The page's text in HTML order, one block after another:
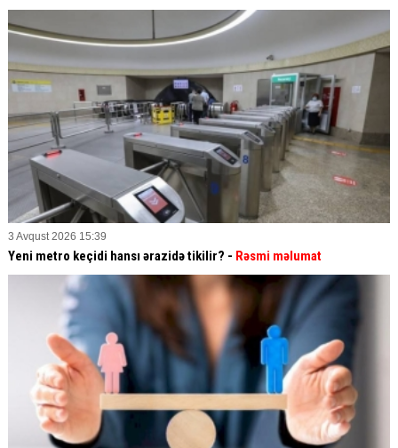
3 Avqust 2026 15:39
Yeni metro keçidi hansı ərazidə tikilir? - Rəsmi məlumat